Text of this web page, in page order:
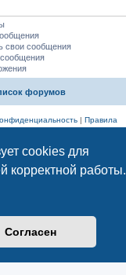
cookies для
корректной работы.
Согласен
свои сообщения
форумов
| Правила